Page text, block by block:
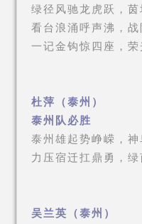
绿径风驰龙虎跃，茵
看台浪涌呼声沸，战
一记金钩惊四座，荣
杜萍（泰州）
泰州队必胜
泰州雄起势峥嵘，神
力压宿迁扛鼎勇，绿
吴兰英（泰州）